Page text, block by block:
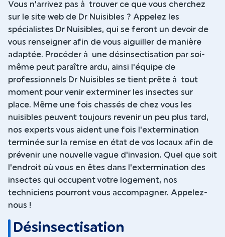
Vous n'arrivez pas à trouver ce que vous cherchez
sur le site web de Dr Nuisibles ? Appelez les
spécialistes Dr Nuisibles, qui se feront un devoir de
vous renseigner afin de vous aiguiller de manière
adaptée. Procéder à une désinsectisation par soi-
même peut paraître ardu, ainsi l'équipe de
professionnels Dr Nuisibles se tient prête à tout
moment pour venir exterminer les insectes sur
place. Même une fois chassés de chez vous les
nuisibles peuvent toujours revenir un peu plus tard,
nos experts vous aident une fois l'extermination
terminée sur la remise en état de vos locaux afin de
prévenir une nouvelle vague d'invasion. Quel que soit
l'endroit où vous en êtes dans l'extermination des
insectes qui occupent votre logement, nos
techniciens pourront vous accompagner. Appelez-
nous !
Désinsectisation